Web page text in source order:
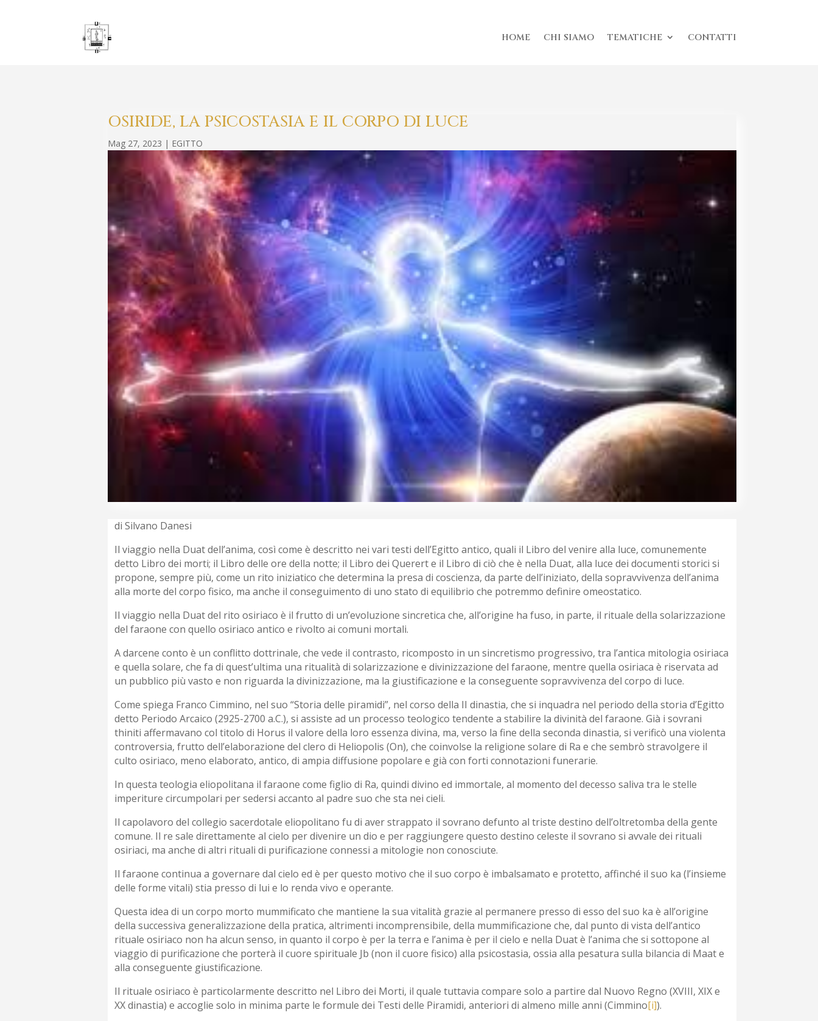
HOME CHI SIAMO TEMATICHE CONTATTI
OSIRIDE, LA PSICOSTASIA E IL CORPO DI LUCE
Mag 27, 2023 | EGITTO
di Silvano Danesi
Il viaggio nella Duat dell’anima, così come è descritto nei vari testi dell’Egitto antico, quali il Libro del venire alla luce, comunemente
detto Libro dei morti; il Libro delle ore della notte; il Libro dei Querert e il Libro di ciò che è nella Duat, alla luce dei documenti storici si
propone, sempre più, come un rito iniziatico che determina la presa di coscienza, da parte dell’iniziato, della sopravvivenza dell’anima
alla morte del corpo fisico, ma anche il conseguimento di uno stato di equilibrio che potremmo definire omeostatico.
Il viaggio nella Duat del rito osiriaco è il frutto di un’evoluzione sincretica che, all’origine ha fuso, in parte, il rituale della solarizzazione
del faraone con quello osiriaco antico e rivolto ai comuni mortali.
A darcene conto è un conflitto dottrinale, che vede il contrasto, ricomposto in un sincretismo progressivo, tra l’antica mitologia osiriaca
e quella solare, che fa di quest’ultima una ritualità di solarizzazione e divinizzazione del faraone, mentre quella osiriaca è riservata ad
un pubblico più vasto e non riguarda la divinizzazione, ma la giustificazione e la conseguente sopravvivenza del corpo di luce.
Come spiega Franco Cimmino, nel suo “Storia delle piramidi”, nel corso della II dinastia, che si inquadra nel periodo della storia d’Egitto
detto Periodo Arcaico (2925-2700 a.C.), si assiste ad un processo teologico tendente a stabilire la divinità del faraone. Già i sovrani
thiniti affermavano col titolo di Horus il valore della loro essenza divina, ma, verso la fine della seconda dinastia, si verificò una violenta
controversia, frutto dell’elaborazione del clero di Heliopolis (On), che coinvolse la religione solare di Ra e che sembrò stravolgere il
culto osiriaco, meno elaborato, antico, di ampia diffusione popolare e già con forti connotazioni funerarie.
In questa teologia eliopolitana il faraone come figlio di Ra, quindi divino ed immortale, al momento del decesso saliva tra le stelle
imperiture circumpolari per sedersi accanto al padre suo che sta nei cieli.
Il capolavoro del collegio sacerdotale eliopolitano fu di aver strappato il sovrano defunto al triste destino dell’oltretomba della gente
comune. Il re sale direttamente al cielo per divenire un dio e per raggiungere questo destino celeste il sovrano si avvale dei rituali
osiriaci, ma anche di altri rituali di purificazione connessi a mitologie non conosciute.
Il faraone continua a governare dal cielo ed è per questo motivo che il suo corpo è imbalsamato e protetto, affinché il suo ka (l’insieme
delle forme vitali) stia presso di lui e lo renda vivo e operante.
Questa idea di un corpo morto mummificato che mantiene la sua vitalità grazie al permanere presso di esso del suo ka è all’origine
della successiva generalizzazione della pratica, altrimenti incomprensibile, della mummificazione che, dal punto di vista dell’antico
rituale osiriaco non ha alcun senso, in quanto il corpo è per la terra e l’anima è per il cielo e nella Duat è l’anima che si sottopone al
viaggio di purificazione che porterà il cuore spirituale Jb (non il cuore fisico) alla psicostasia, ossia alla pesatura sulla bilancia di Maat e
alla conseguente giustificazione.
Il rituale osiriaco è particolarmente descritto nel Libro dei Morti, il quale tuttavia compare solo a partire dal Nuovo Regno (XVIII, XIX e
XX dinastia) e accoglie solo in minima parte le formule dei Testi delle Piramidi, anteriori di almeno mille anni (Cimmino[i]).